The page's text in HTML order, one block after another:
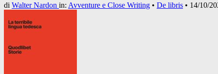
di Walter Nardon in: Avventure e Close Writing • De libris • 14/10/